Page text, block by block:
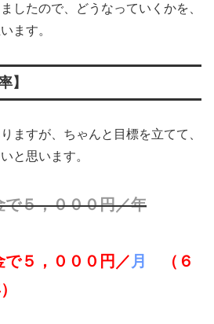
したので、どうなっていくかを、
ます。
】
ますが、ちゃんと目標を立てて、
と思います。
５，０００円／年
５，０００円／ 月
（６